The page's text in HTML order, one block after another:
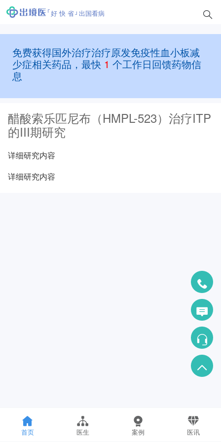
好 快 省 出国看病
免费获得国外治疗治疗原发免疫性血小板减
少症相关药品，最快 1 个工作日回馈药物信
息
醋酸索乐匹尼布（HMPL-523）治疗ITP
的III期研究
详细研究内容
详细研究内容
首页 医生 案例 医讯